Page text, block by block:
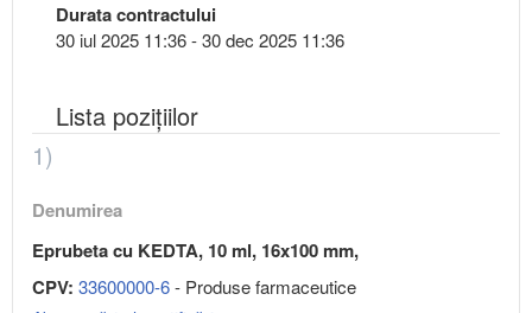
Durata contractului
30 iul 2025 11:36 - 30 dec 2025 11:36
Lista pozițiilor
1)
Denumirea
Eprubeta cu KEDTA, 10 ml, 16x100 mm,
CPV: 33600000-6- Produse farmaceutice